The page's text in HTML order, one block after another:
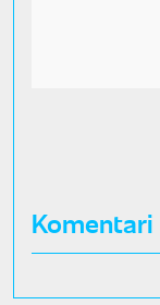
Komentari